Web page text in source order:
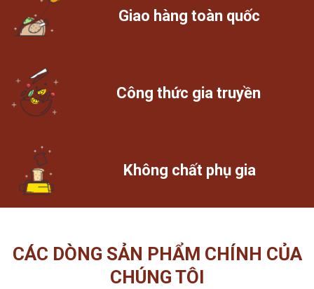
Giao hàng toàn quốc
Công thức gia truyền
Không chất phụ gia
CÁC DÒNG SẢN PHẨM CHÍNH CỦA
CHÚNG TÔI